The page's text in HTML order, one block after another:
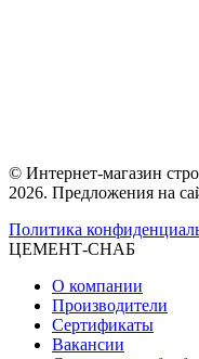
© Интернет-магазин
2026. Предложения на
Политика
ЦЕМЕНТ-СНАБ
О компании
Производители
Сертификаты
Вакансии